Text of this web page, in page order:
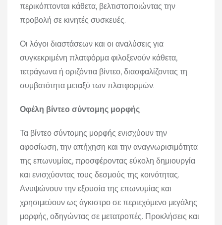
περικόπτονται κάθετα, βελτιστοποιώντας την
προβολή σε κινητές συσκευές.
Οι λόγοι διαστάσεων και οι αναλύσεις για
συγκεκριμένη πλατφόρμα φιλοξενούν κάθετα,
τετράγωνα ή οριζόντια βίντεο, διασφαλίζοντας τη
συμβατότητα μεταξύ των πλατφορμών.
Οφέλη βίντεο σύντομης μορφής
Τα βίντεο σύντομης μορφής ενισχύουν την
αφοσίωση, την απήχηση και την αναγνωρισιμότητα
της επωνυμίας, προσφέροντας εύκολη δημιουργία
και ενισχύοντας τους δεσμούς της κοινότητας.
Ανυψώνουν την εξουσία της επωνυμίας και
χρησιμεύουν ως άγκιστρο σε περιεχόμενο μεγάλης
μορφής, οδηγώντας σε μετατροπές. Προκλήσεις και